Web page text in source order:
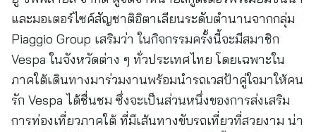
และมอเตอร์ไซค์สัญชาติอิตาเลียนระดับตำนานจากกลุ่ม
Piaggio Group เสริมว่า ในกิจกรรมครั้งนี้จะมีสมาชิก
Vespa ในจังหวัดต่าง ๆ ทั่วประเทศไทย โดยเฉพาะใน
ภาคใต้เดินทางมาร่วมงานพร้อมนำรถเวสป้าคู่ใจมาให้คน
รัก Vespa ได้ชื่นชม ซึ่งจะเป็นส่วนหนึ่งของการส่งเสริม
การท่องเที่ยวภาคใต้ ที่มีเส้นทางขับรถเที่ยวที่สวยงาม น่า